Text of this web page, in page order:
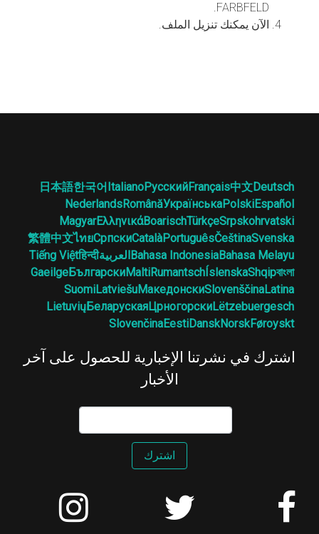
FARBFELD.
الآن يمكنك تنزيل الملف.
Deutsch
中文
Français
Русский
Italiano
한국어
日本語
Español
Polski
Українська
Română
Nederlands
Srpskohrvatski
Türkçe
Boarisch
Ελληνικά
Magyar
Svenska
Čeština
Português
Català
Српски
ไทย
繁體中文
Bahasa Melayu
Bahasa Indonesiaالعربيةहिन्दी
Tiếng Việt
বাংলা
Shqip
Íslenska
Rumantsch
Malti
Български
Gaeilge
Latina
Slovenščina
Македонски
Latviešu
Suomi
Lëtzebuergesch
Црногорски
Беларуская
Lietuvių
Føroyskt
Norsk
Dansk
Eesti
Slovenčina
اشترك في نشرتنا الإخبارية للحصول على آخر
الأخبار
اشترك